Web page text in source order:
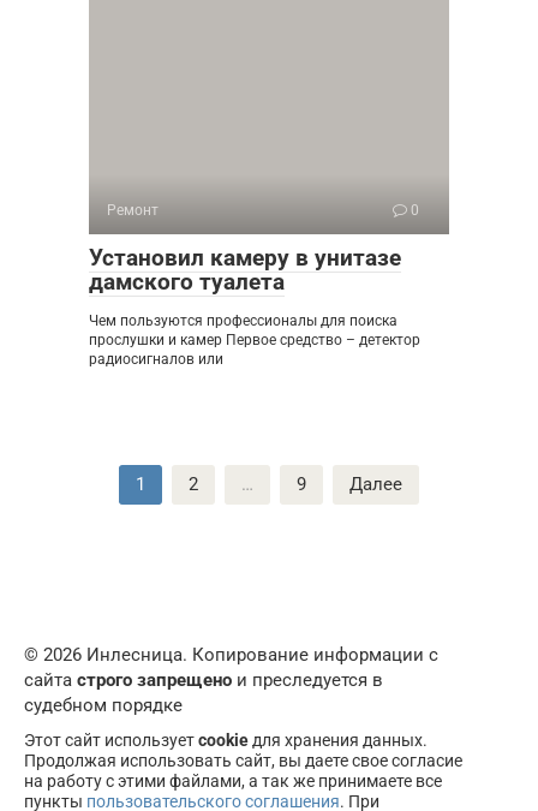
Ремонт 0
Установил камеру в унитазе
дамского туалета
Чем пользуются профессионалы для поиска
прослушки и камер Первое средство – детектор
радиосигналов или
1 2 … 9 Далее
© 2026 Инлесница. Копирование информации с
сайта строго запрещено и преследуется в
судебном порядке
Этот сайт используетcookie для хранения данных.
Продолжая использовать сайт, вы даете свое согласие
на работу с этими файлами, а так же принимаете все
пункты пользовательского соглашения. При